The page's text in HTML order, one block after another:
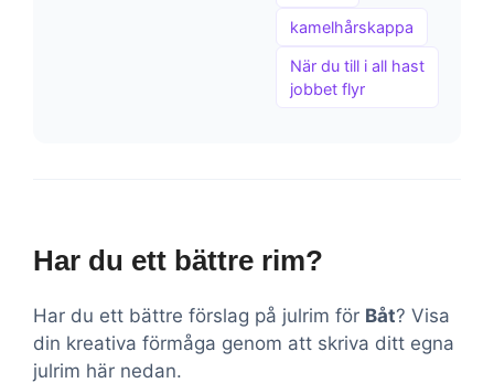
kamelhårskappa
När du till i all hast
jobbet flyr
Har du ett bättre rim?
Har du ett bättre förslag på julrim för Båt? Visa
din kreativa förmåga genom att skriva ditt egna
julrim här nedan.